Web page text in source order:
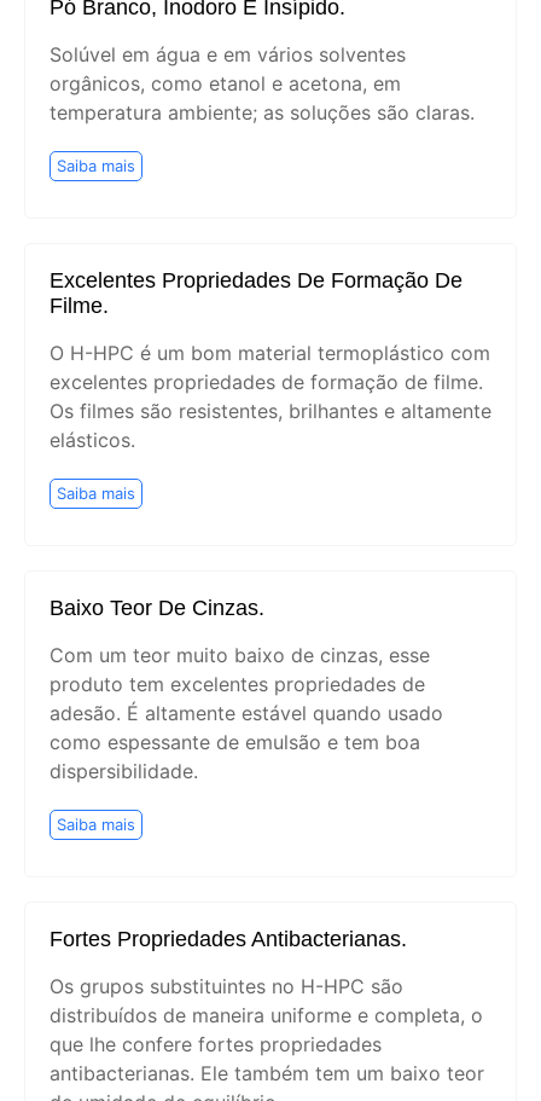
Pó Branco, Inodoro E Insípido.
Solúvel em água e em vários solventes
orgânicos, como etanol e acetona, em
temperatura ambiente; as soluções são claras.
Saiba mais
Excelentes Propriedades De Formação De
Filme.
O H-HPC é um bom material termoplástico com
excelentes propriedades de formação de filme.
Os filmes são resistentes, brilhantes e altamente
elásticos.
Saiba mais
Baixo Teor De Cinzas.
Com um teor muito baixo de cinzas, esse
produto tem excelentes propriedades de
adesão. É altamente estável quando usado
como espessante de emulsão e tem boa
dispersibilidade.
Saiba mais
Fortes Propriedades Antibacterianas.
Os grupos substituintes no H-HPC são
distribuídos de maneira uniforme e completa, o
que lhe confere fortes propriedades
antibacterianas. Ele também tem um baixo teor